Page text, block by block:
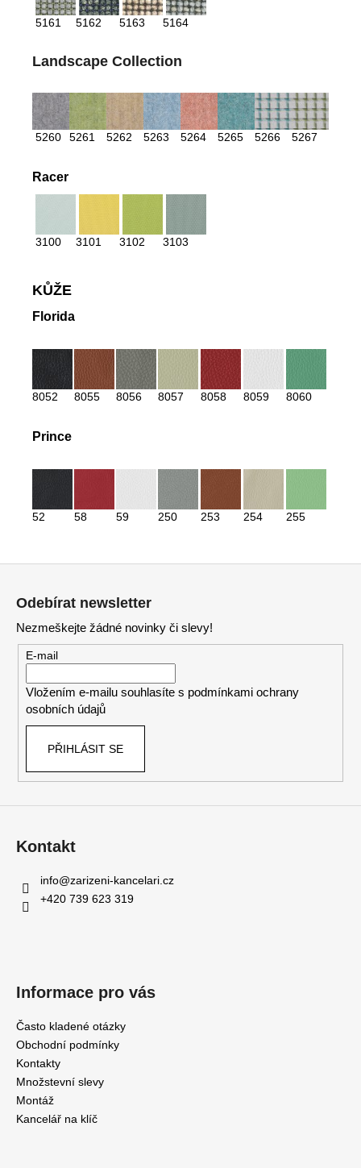
5161 5162 5163 5164
Landscape Collection
5260 5261 5262 5263 5264 5265 5266 5267
Racer
3100 3101 3102 3103
KŮŽE
Florida
8052 8055 8056 8057 8058 8059 8060
Prince
52 58 59 250 253 254 255
Odebírat newsletter
Nezmeškejte žádné novinky či slevy!
E-mail
Vložením e-mailu souhlasíte s podmínkami ochrany
osobních údajů
PŘIHLÁSIT SE
Kontakt
info@zarizeni-kancelari.cz
+420 739 623 319
Informace pro vás
Často kladené otázky
Obchodní podmínky
Kontakty
Množstevní slevy
Montáž
Kancelář na klíč